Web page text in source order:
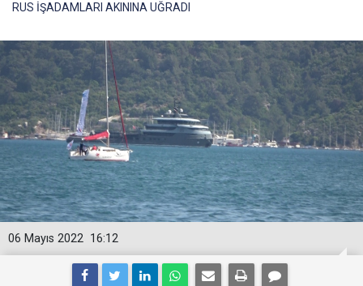
RUS İŞADAMLARI AKININA UĞRADI
16:12
06 Mayıs 2022